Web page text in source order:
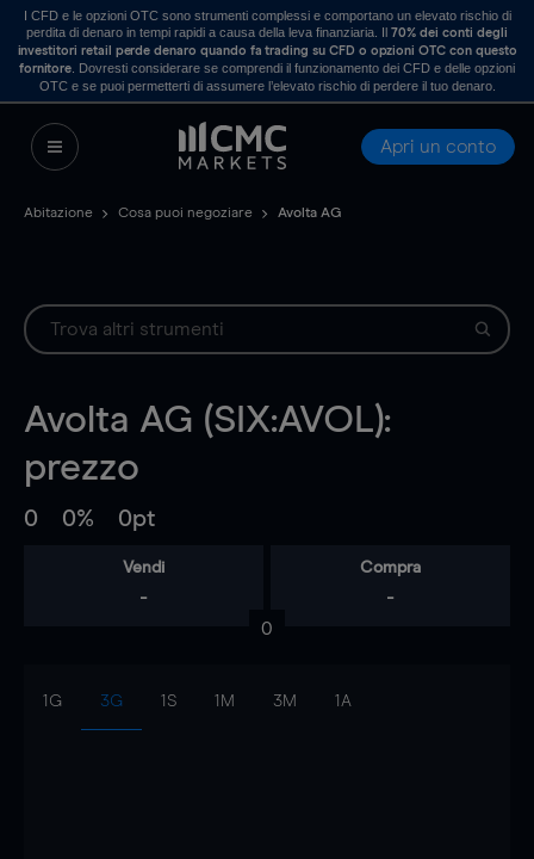
I CFD e le opzioni OTC sono strumenti complessi e comportano un elevato rischio di
perdita di denaro in tempi rapidi a causa della leva finanziaria. Il70% dei conti degli
investitori retail perde denaro quando fa trading su CFD o opzioni OTC con questo
fornitore . Dovresti considerare se comprendi il funzionamento dei CFD e delle opzioni
OTC e se puoi permetterti di assumere l’elevato rischio di perdere il tuo denaro.
Apri un conto
Abitazione Cosa puoi negoziare Avolta AG
Avolta AG (SIX:AVOL):
prezzo
0 0% 0pt
Vendi
-
Compra
-
0
1G 3G 1S 1M 3M 1A